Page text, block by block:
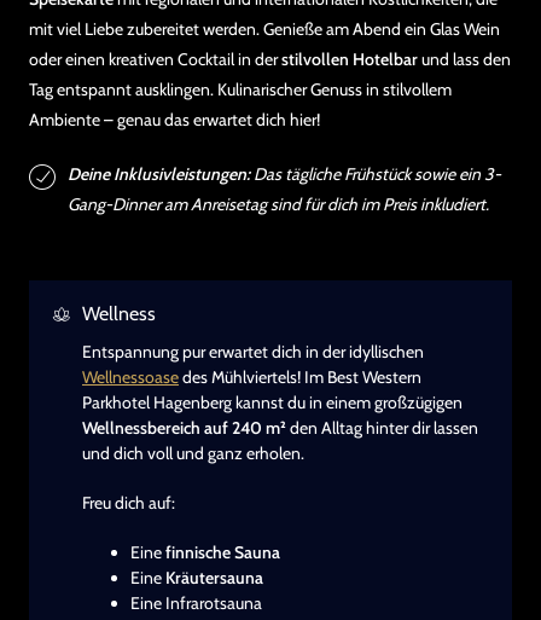
mit viel Liebe zubereitet werden. Genieße am Abend ein Glas Wein
oder einen kreativen Cocktail in derstilvollen Hotelbarund lass den
Tag entspannt ausklingen. Kulinarischer Genuss in stilvollem
Ambiente – genau das erwartet dich hier!
Deine Inklusivleistungen:Das tägliche Frühstück sowie ein 3-
Gang-Dinner am Anreisetag sind für dich im Preis inkludiert.
Wellness
Entspannung pur erwartet dich in der idyllischen
Wellnessoasedes Mühlviertels! Im Best Western
Parkhotel Hagenberg kannst du in einem großzügigen
Wellnessbereich auf 240 m²den Alltag hinter dir lassen
und dich voll und ganz erholen.
Freu dich auf:
Einefinnische Sauna
Eine Kräutersauna
Eine Infrarotsauna